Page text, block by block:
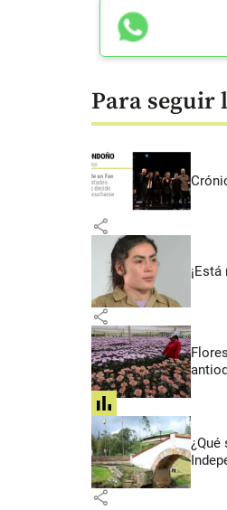
Para seguir
share
share
share
share